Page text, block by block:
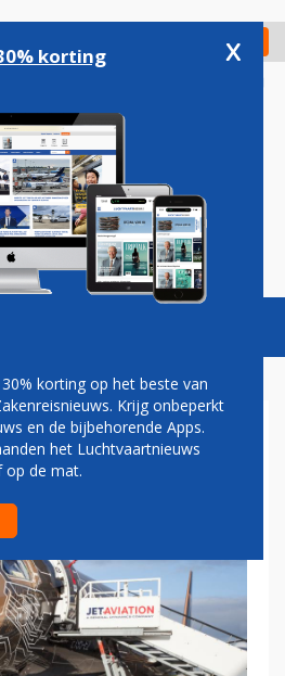
Check in
Podcasts Vacatures
EN EMBRAER
E195-E2
korting x
korting op het beste van
Krijg onbeperkt
en de bijbehorende Apps.
het Luchtvaartnieuws
op de mat.